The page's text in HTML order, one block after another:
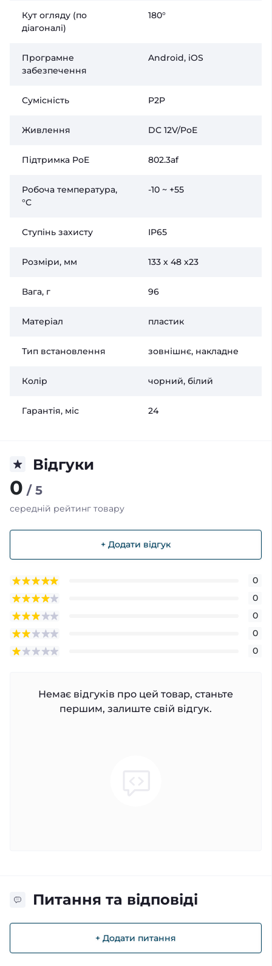
Кут огляду (по
діагоналі)
180°
Програмне
забезпечення
Android, iOS
Сумісність P2P
Живлення DC 12V/PoE
Підтримка PoE 802.3af
Робоча температура,
°C
-10 ~ +55
Ступінь захисту IP65
Розміри, мм 133 х 48 х23
Вага, г 96
Матеріал пластик
Тип встановлення зовнішнє, накладне
Колір чорний, білий
Гарантія, міс 24
Відгуки
0 / 5
середній рейтинг товару
+ Додати відгук
0
0
0
0
0
Немає відгуків про цей товар, станьте
першим, залиште свій відгук.
Питання та відповіді
+ Додати питання